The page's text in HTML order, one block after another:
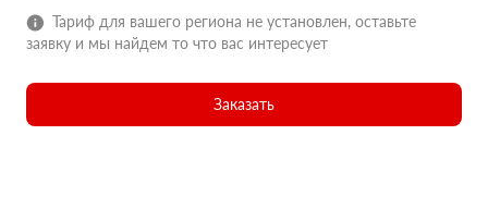
Тариф для вашего региона не установлен, оставьте
заявку и мы найдем то что вас интересует
Заказать